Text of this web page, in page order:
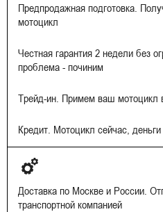
Предпродажная подготовка.
мотоцикл
Честная гарантия 2 недели без
проблема - починим
Трейд-ин. Примем ваш мотоцикл
Кредит. Мотоцикл сейчас,
Доставка по Москве и России.
транспортной компанией